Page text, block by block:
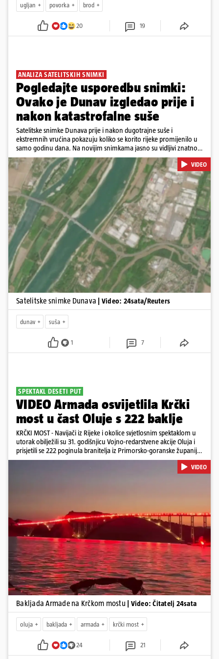
ugljan povorka brod
20 19
ANALIZA SATELITSKIH SNIMKI
Pogledajte usporedbu snimki:
Ovako je Dunav izgledao prije i
nakon katastrofalne suše
Satelitske snimke Dunava prije i nakon dugotrajne suše i
ekstremnih vrućina pokazuju koliko se korito rijeke promijenilo u
samo godinu dana. Na novijim snimkama jasno su vidljivi znatno
veći pješčani sprudovi i sužene vodene površine, što svjedoči o
povijesno niskim vodostajima. Promjene su zabilježene duž cijelog
toka, od Njemačke i Austrije, preko Slovačke, Hrvatske i Srbije, do
Rumunjske i Bugarske. Snimke je tijekom ljeta 2025. i 2026.
zabilježio satelit Sentinel-2 u sklopu programa Europske unije
Copernicus.
Pokretanje videa...
VIDEO
Satelitske snimke Dunava | Video: 24sata/Reuters
dunav suša
1 7
SPEKTAKL DESETI PUT
VIDEO Armada osvijetlila Krčki
most u čast Oluje s 222 baklje
KRČKI MOST - Navijači iz Rijeke i okolice svjetlosnim spektaklom u
utorak obilježili su 31. godišnjicu Vojno-redarstvene akcije Oluja i
prisjetili se 222 poginula branitelja iz Primorsko-goranske županije.
Bakljadu su priredili desetu godinu zaredom, a gledali su je s kopna
Pokretanje videa...
VIDEO
Bakljada Armade na Krčkom mostu | Video: Čitatelj 24sata
oluja bakljada armada krčki most
24 21